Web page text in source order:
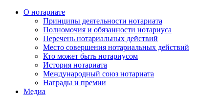
О нотариате
Принципы деятельности нотариата
Полномочия и обязанности нотариуса
Перечень нотариальных действий
Место совершения нотариальных действий
Кто может быть нотариусом
История нотариата
Международный союз нотариата
Награды и премии
Медиа